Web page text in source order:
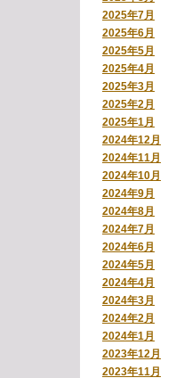
2025年7月
2025年6月
2025年5月
2025年4月
2025年3月
2025年2月
2025年1月
2024年12月
2024年11月
2024年10月
2024年9月
2024年8月
2024年7月
2024年6月
2024年5月
2024年4月
2024年3月
2024年2月
2024年1月
2023年12月
2023年11月